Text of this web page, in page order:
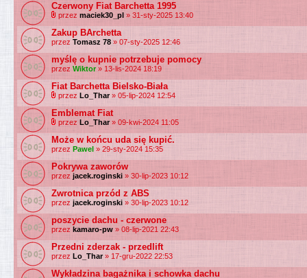
Czerwony Fiat Barchetta 1995
przez maciek30_pl » 31-sty-2025 13:40
Zakup BArchetta
przez Tomasz 78 » 07-sty-2025 12:46
myślę o kupnie potrzebuje pomocy
przez Wiktor » 13-lis-2024 18:19
Fiat Barchetta Bielsko-Biała
przez Lo_Thar» 05-lip-2024 12:54
Emblemat Fiat
przez Lo_Thar» 09-kwi-2024 11:05
Może w końcu uda się kupić.
przez Pawel » 29-sty-2024 15:35
Pokrywa zaworów
przez jacek.roginski » 30-lip-2023 10:12
Zwrotnica przód z ABS
przez jacek.roginski » 30-lip-2023 10:12
poszycie dachu - czerwone
przez kamaro-pw » 08-lip-2021 22:43
Przedni zderzak - przedlift
przez Lo_Thar» 17-gru-2022 22:53
Wykładzina bagażnika i schowka dachu